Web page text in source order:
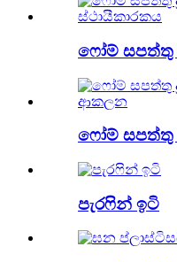
ෆෝම් සපත්තු
ෆෝම් සපත්තු
පැරෆින් ඉටි